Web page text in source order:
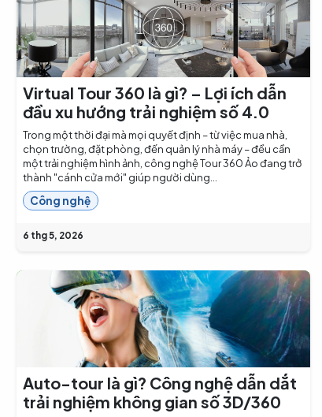
Virtual Tour 360 là gì? – Lợi ích dẫn
đầu xu hướng trải nghiệm số 4.0
Trong một thời đại mà mọi quyết định – từ việc mua nhà,
chọn trường, đặt phòng, đến quản lý nhà máy – đều cần
một trải nghiệm hình ảnh, công nghệ Tour 360 Ảo đang trở
thành "cánh cửa mới" giúp người dùng...
Công nghệ
6 thg 5, 2026
Auto-tour là gì? Công nghệ dẫn dắt
trải nghiệm không gian số 3D/360